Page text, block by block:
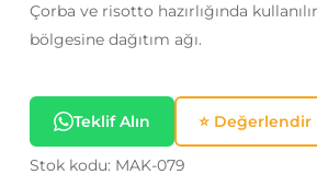
Çorba ve risotto hazırlığında
bölgesine dağıtım ağı.
Teklif Alın ⭐ Değerlendir
Stok kodu: MAK-079